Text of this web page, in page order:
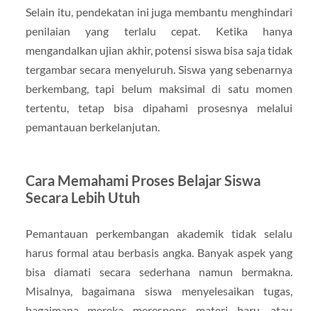
Selain itu, pendekatan ini juga membantu menghindari
penilaian yang terlalu cepat. Ketika hanya
mengandalkan ujian akhir, potensi siswa bisa saja tidak
tergambar secara menyeluruh. Siswa yang sebenarnya
berkembang, tapi belum maksimal di satu momen
tertentu, tetap bisa dipahami prosesnya melalui
pemantauan berkelanjutan.
Cara Memahami Proses Belajar Siswa
Secara Lebih Utuh
Pemantauan perkembangan akademik tidak selalu
harus formal atau berbasis angka. Banyak aspek yang
bisa diamati secara sederhana namun bermakna.
Misalnya, bagaimana siswa menyelesaikan tugas,